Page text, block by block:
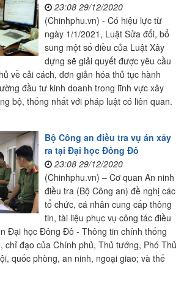
23:08 29/12/2020
(Chinhphu.vn) - Có hiệu lực từ
ngày 1/1/2021, Luật Sửa đổi, bổ
sung một số điều của Luật Xây
dựng sẽ giải quyết được yêu cầu
về cải cách, đơn giản hóa thủ tục hành
đầu tư kinh doanh trong lĩnh vực xây
bộ, thống nhất với pháp luật có liên quan.
Bộ Công an điều tra vụ án xảy
ra tại Đại học Đông Đô
23:08 29/12/2020
(Chinhphu.vn) – Cơ quan An ninh
điều tra (Bộ Công an) đề nghị các
tổ chức, cá nhân cung cấp thông
tin, tài liệu phục vụ công tác điều
Đại học Đông Đô - Thông tin chính thống
chỉ đạo của Chính phủ, Thủ tướng, Phó Thủ
quốc phòng, an ninh, ngoại giao; và thế